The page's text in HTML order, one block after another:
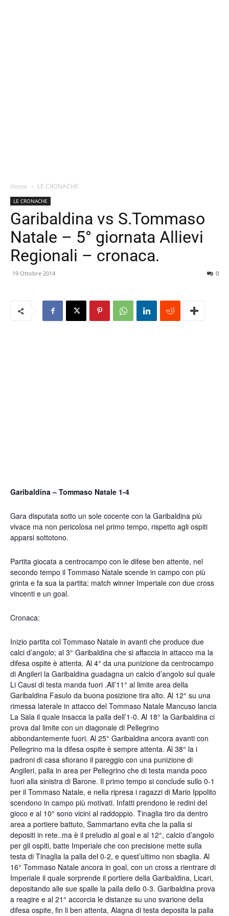
Home LE CRONACHE
LE CRONACHE
Garibaldina vs S.Tommaso
Natale – 5° giornata Allievi
Regionali – cronaca.
19 Ottobre 2014 0
Garibaldina – Tommaso Natale 1-4
Gara disputata sotto un sole cocente con la Garibaldina più
vivace ma non pericolosa nel primo tempo, rispetto agli ospiti
apparsi sottotono.
Partita giocata a centrocampo con le difese ben attente, nel
secondo tempo il Tommaso Natale scende in campo con più
grinta e fa sua la partita; match winner Imperiale con due cross
vincenti e un goal.
Cronaca:
Inizio partita col Tommaso Natale in avanti che produce due
calci d’angolo; al 3° Garibaldina che si affaccia in attacco ma la
difesa ospite è attenta. Al 4° da una punizione da centrocampo
di Angileri la Garibaldina guadagna un calcio d’angolo sul quale
Li Causi di testa manda fuori .All’11° al limite area della
Garibaldina Fasulo da buona posizione tira alto. Al 12° su una
rimessa laterale in attacco del Tommaso Natale Mancuso lancia
La Sala il quale insacca la palla dell’1-0. Al 18° la Garibaldina ci
prova dal limite con un diagonale di Pellegrino
abbondantemente fuori. Al 25° Garibaldina ancora avanti con
Pellegrino ma la difesa ospite è sempre attenta. Al 38° la i
padroni di casa sfiorano il pareggio con una punizione di
Angileri, palla in area per Pellegrino che di testa manda poco
fuori alla sinistra di Barone. Il primo tempo si conclude sullo 0-1
per il Tommaso Natale, e nella ripresa i ragazzi di Mario Ippolito
scendono in campo più motivati. Infatti prendono le redini del
gioco e al 10° sono vicini al raddoppio. Tinaglia tiro da dentro
area a portiere battuto, Sammartano evita che la palla si
depositi in rete..ma è il preludio al goal e al 12°, calcio d’angolo
per gli ospiti, batte Imperiale che con precisione mette sulla
testa di Tinaglia la palla del 0-2, e quest’ultimo non sbaglia. Al
16° Tommaso Natale ancora in goal, con un cross a rientrare di
Imperiale il quale sorprende il portiere della Garibaldina, Licari,
depositando alle sue spalle la palla dello 0-3. Garibaldina prova
a reagire e al 21° accorcia le distanze su uno svarione della
difesa ospite, fin li ben attenta, Alagna di testa deposita la palla